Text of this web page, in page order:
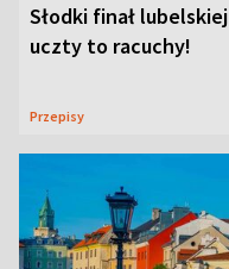
Słodki finał lubelskiej
uczty to racuchy!
Przepisy